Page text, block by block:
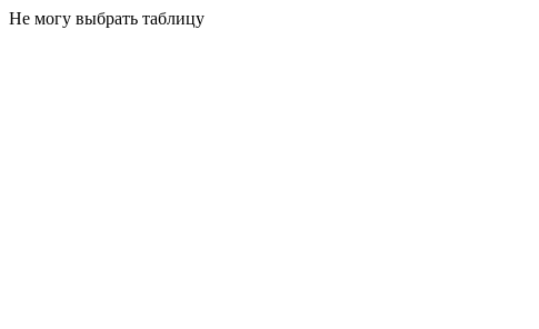
Не могу выбрать таблицу